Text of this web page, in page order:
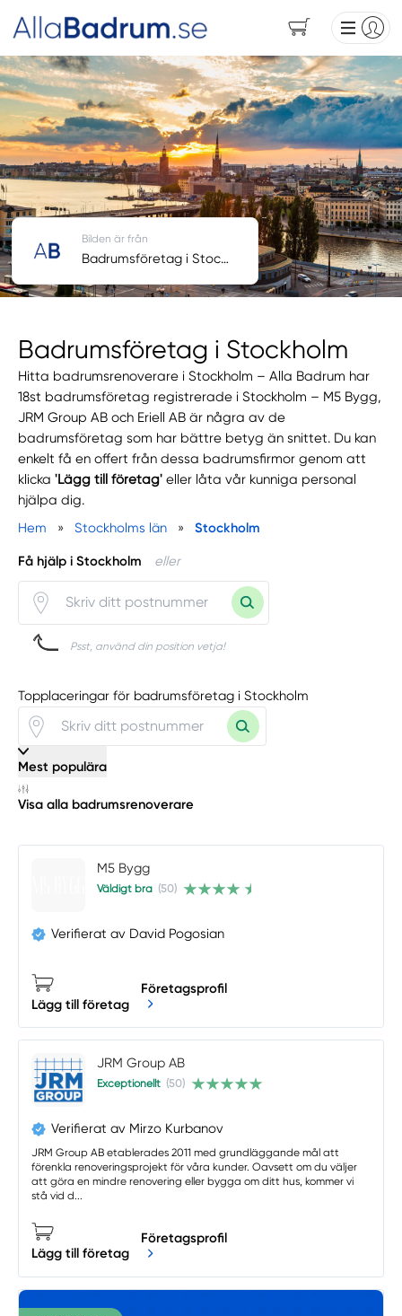
Badrumsföretag i Stockholm
Hitta badrumsrenoverare i Stockholm – Alla Badrum har
18st badrumsföretag registrerade i Stockholm – M5 Bygg,
JRM Group AB och Eriell AB är några av de
badrumsföretag som har bättre betyg än snittet. Du kan
enkelt få en offert från dessa badrumsfirmor genom att
klicka'Lägg till företag' eller låta vår kunniga personal
hjälpa dig.
Hem
» Stockholms län » Stockholm
Få hjälp i Stockholm eller
Psst, använd din position vetja!
Bilden är från
Badrumsföretag i Stockholm
Topplaceringar för badrumsföretag i Stockholm
Mest populära
Visa alla badrumsrenoverare
M5 Bygg
Väldigt bra (50)
Verifierat av David Pogosian
Lägg till företag
Företagsprofil
JRM Group AB
Exceptionellt (50)
Verifierat av Mirzo Kurbanov
JRM Group AB etablerades 2011 med grundläggande mål att
förenkla renoveringsprojekt för våra kunder. Oavsett om du väljer
att göra en mindre renovering eller bygga om ditt hus, kommer vi
stå vid d...
Lägg till företag
Företagsprofil